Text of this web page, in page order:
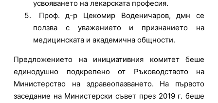
усвояването на лекарската професия.
Проф. д-р Цекомир Воденичаров, дмн се
ползва с уважението и признанието на
медицинската и академична общности.
Предложението на инициативния комитет беше
единодушно подкрепено от Ръководството на
Министерство на здравеопазването. На първото
заседание на Министерски съвет през 2019 г. беше